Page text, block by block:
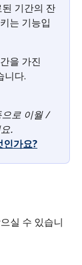
기간의 잔
는 기능입
을 가진
니다.
로 이월 /
.
인가요?
실 수 있습니